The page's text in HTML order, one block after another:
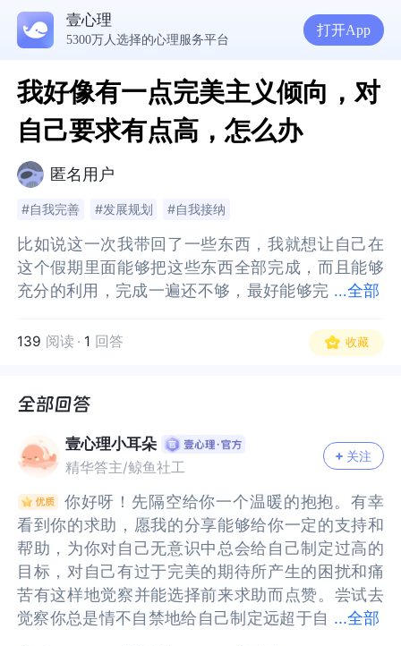
壹心理
5300万人选择的心理服务平台
打开App
我好像有一点完美主义倾向，对
自己要求有点高，怎么办
匿名用户
#自我完善 #发展规划 #自我接纳
...全部
比如说这一次我带回了一些东西，我就想让自己在
这个假期里面能够把这些东西全部完成，而且能够
充分的利用，完成一遍还不够，最好能够完
挥好它的价值，但现实是时间太短了，而且还有很
多的因素，比如说我自己会疲惫，而且难度挺高
是完美主义倾向呀，我是不是对自己要求太高了，
比如说这一次我带回了一些东西，我就想让自己在
这个假期里面能够把这些东西全部完成，而且能够
充分的利用，完成一遍还不够，最好能够完成两
它的价值，但现实是时间太短了，而且还有很多的
因素，比如说我自己会疲惫，而且难度挺高的，然
主义倾向呀，我是不是对自己要求太高了，打不成
139 阅读 · 1 回答 收藏
壹心理小耳朵
精华答主/鲸鱼社工
关注
...全部
你好呀！先隔空给你一个温暖的抱抱。有幸
看到你的求助，愿我的分享能够给你一定的支持和
帮助，为你对自己无意识中总会给自己制定过高的
目标，对自己有过于完美的期待所产生的困扰和痛
苦有这样地觉察并能选择前来求助而点赞。尝试去
觉察你总是情不自禁地给自己制定远超于自
看到你的求助，愿我的分享能够给你一定的支持和
帮助，为你对自己无意识中总会给自己制定过高的
目标，对自己有过于完美的期待所产生的困扰和痛
苦有这样地觉察并能选择前来求助而点赞。尝试去
觉察你总是情不自禁地给自己制定远超于自己实际